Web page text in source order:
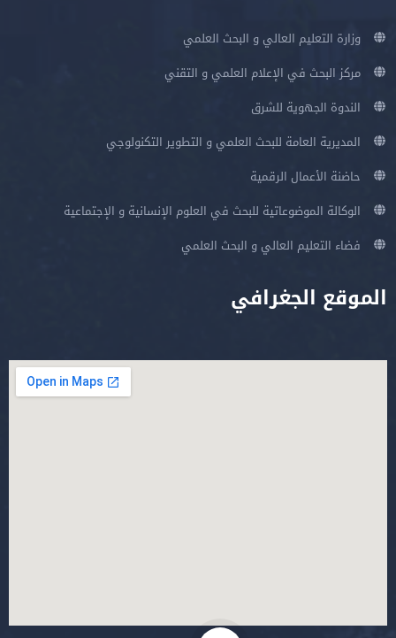
وزارة التعليم العالي و البحث العلمي
مركز البحث في الإعلام العلمي و التقني
الندوة الجهوية للشرق
المديرية العامة للبحث العلمي و التطوير التكنولوجي
حاضنة الأعمال الرقمية
الوكالة الموضوعاتية للبحث في العلوم الإنسانية و الإجتماعية
فضاء التعليم العالي و البحث العلمي
الموقع الجغرافي